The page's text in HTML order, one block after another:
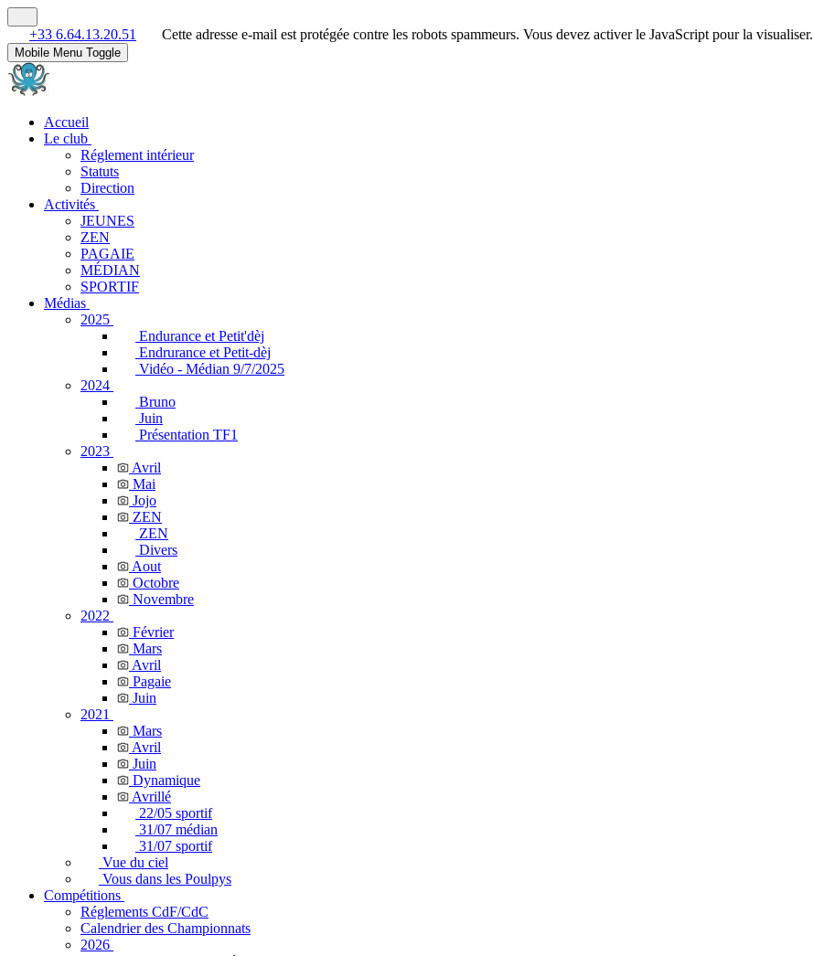
+33 6.64.13.20.51 Cette adresse e-mail est protégée contre les robots spammeurs. Vous devez activer le JavaScript pour la visualiser.
Mobile Menu Toggle
Accueil
Le club
Réglement intérieur
Statuts
Direction
Activités
JEUNES
ZEN
PAGAIE
MÉDIAN
SPORTIF
Médias
2025
Endurance et Petit'dèj
Endrurance et Petit-dèj
Vidéo - Médian 9/7/2025
2024
Bruno
Juin
Présentation TF1
2023
Avril
Mai
Jojo
ZEN
ZEN
Divers
Aout
Octobre
Novembre
2022
Février
Mars
Avril
Pagaie
Juin
2021
Mars
Avril
Juin
Dynamique
Avrillé
22/05 sportif
31/07 médian
31/07 sportif
Vue du ciel
Vous dans les Poulpys
Compétitions
Réglements CdF/CdC
Calendrier des Championnats
2026